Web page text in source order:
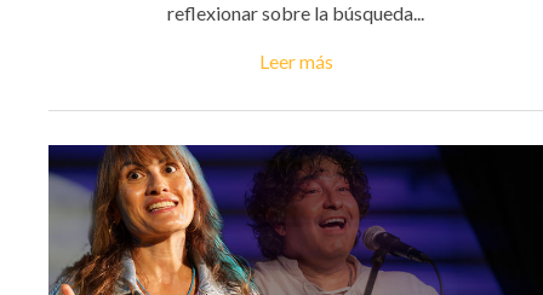
reflexionar sobre la búsqueda...
Leer más